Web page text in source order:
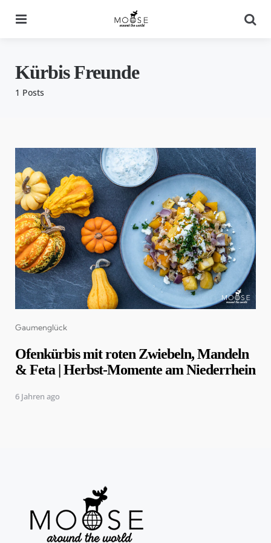
1 Posts
Kürbis Freunde
Categories
Gaumenglück
Ofenkürbis mit roten Zwiebeln, Mandeln
& Feta | Herbst-Momente am Niederrhein
6 Jahren ago